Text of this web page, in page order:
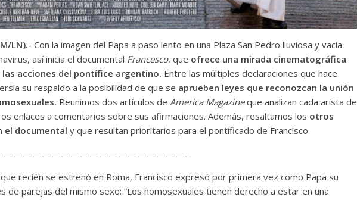
LN).- Con la imagen del Papa a paso lento en una Plaza San Pedro lluviosa y vacía
así inicia el documental Francesco, que ofrece una mirada cinematográfica
acciones del pontífice argentino. Entre las múltiples declaraciones que hace
su respaldo a la posibilidad de que se aprueben leyes que reconozcan la unión
Reunimos dos artículos de America Magazineque analizan cada arista de
enlaces a comentarios sobre sus afirmaciones. Además, resaltamos los otros
el documental y que resultan prioritarios para el pontificado de Francisco.
recién se estrenó en Roma, Francisco expresó por primera vez como Papa su
de parejas del mismo sexo: “Los homosexuales tienen derecho a estar en una